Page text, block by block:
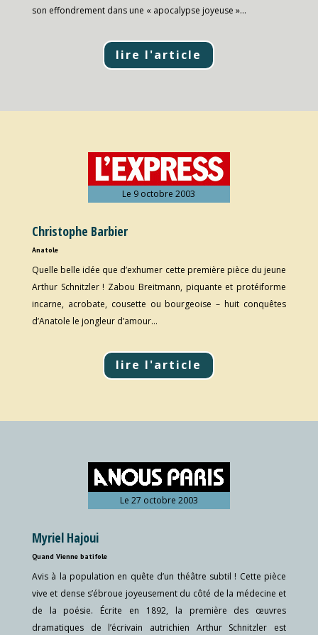
son effondrement dans une « apocalypse joyeuse »…
lire l'article
Le 9 octobre 2003
Christophe Barbier
Anatole
Quelle belle idée que d’exhumer cette première pièce du jeune
Arthur Schnitzler ! Zabou Breitmann, piquante et protéiforme
incarne, acrobate, cousette ou bourgeoise – huit conquêtes
d’Anatole le jongleur d’amour…
lire l'article
Le 27 octobre 2003
Myriel Hajoui
Quand Vienne batifole
Avis à la population en quête d’un théâtre subtil ! Cette pièce
vive et dense s’ébroue joyeusement du côté de la médecine et
de la poésie. Écrite en 1892, la première des œuvres
dramatiques de l’écrivain autrichien Arthur Schnitzler est